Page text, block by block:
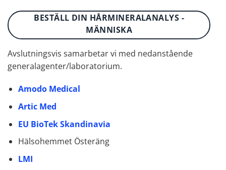
BESTÄLL DIN HÅRMINERALANALYS -
MÄNNISKA
Avslutningsvis samarbetar vi med nedanstående
generalagenter/laboratorium.
Amodo Medical
Artic Med
EU BioTek Skandinavia
Hälsohemmet Österäng
LMI